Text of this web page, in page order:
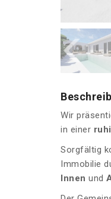
Wir
in einer
Sorgfältig
Immobilie
Innen und